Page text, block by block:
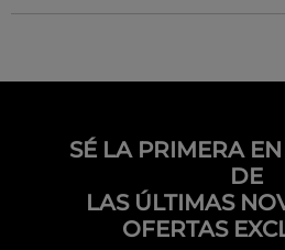
SÉ LA PRIMERA
DE
LAS ÚLTIMAS
OFERTAS